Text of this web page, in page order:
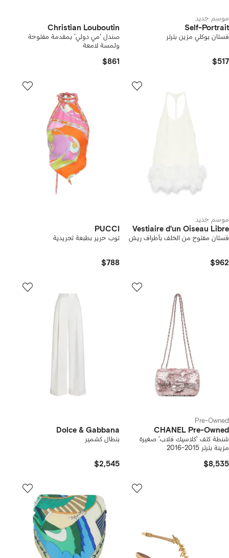
موسم جديد
Self-Portrait
فستان بوكلي مزين بترتر
$517
Christian Louboutin
صندل 'مي دولي' بمقدمة مفتوحة
ولمسة لامعة
$861
موسم جديد
Vestiaire d'un Oiseau Libre
فستان مفتوح من الخلف بأطراف ريش
$962
PUCCI
توب حرير بطبعة تجريدية
$788
Pre-Owned
CHANEL Pre-Owned
شنطة كتف 'كلاسيك فلاب' صغيرة
مزينة بترتر 2015-2016
$8,535
Dolce & Gabbana
بنطال كشمير
$2,545